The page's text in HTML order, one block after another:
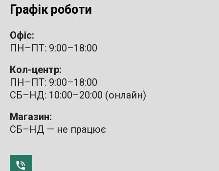
Графік роботи
Офіс:
ПН–ПТ: 9:00–18:00
Кол-центр:
ПН–ПТ: 9:00–18:00
СБ–НД: 10:00–20:00 (онлайн)
Магазин:
СБ–НД — не працює